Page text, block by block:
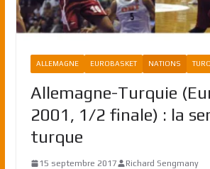
ALLEMAGNE EUROBASKET NATIONS
Allemagne-Turquie
2001, 1/2 finale) : la
turque
15 septembre 2017 Richard Sengmany